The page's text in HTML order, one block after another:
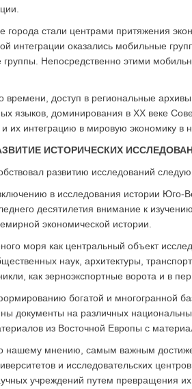
города стали центрами притяжения
интеграции оказались мобильные
группы. Непосредственно этими
времени, доступ в региональные
языков, доминирования в XX веке
интеграцию в мировую экономику в
ИСТОРИЧЕСКИХ
развитию исследований
в исследования истории Юго-
десятилетия внимание к
экономической истории.
моря как центральный объект
наук, архитектуры,
как зерноэкспортные ворота и
богатой и многогранной
документы на различных
из Восточной Европы с
нашему мнению, самым важным
и исследовательских
учреждений путем превращения